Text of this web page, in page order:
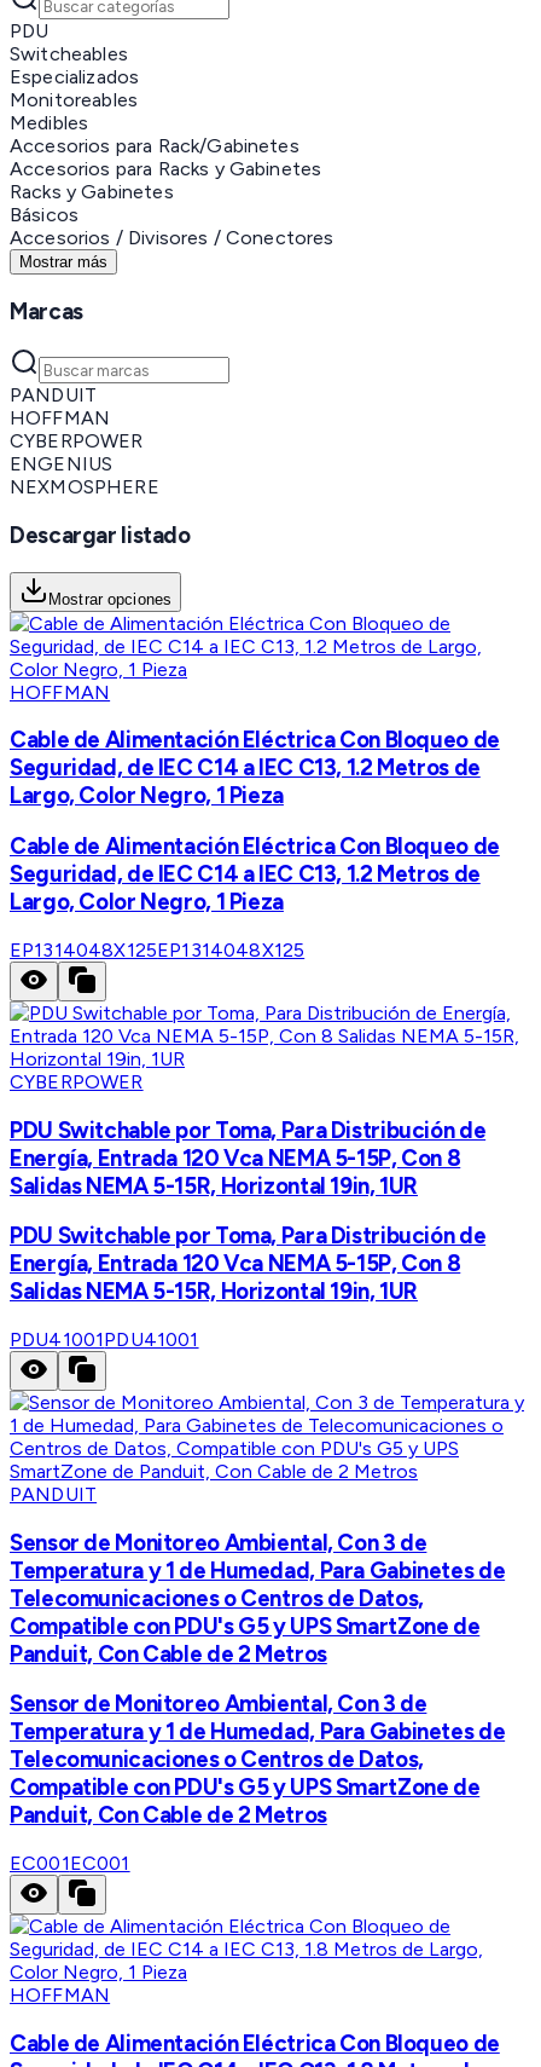
PDU
Switcheables
Especializados
Monitoreables
Medibles
Accesorios para Rack/Gabinetes
Accesorios para Racks y Gabinetes
Racks y Gabinetes
Básicos
Accesorios / Divisores / Conectores
Mostrar más
Marcas
PANDUIT
HOFFMAN
CYBERPOWER
ENGENIUS
NEXMOSPHERE
Descargar listado
Mostrar opciones
HOFFMAN
Cable de Alimentación Eléctrica Con Bloqueo de
Seguridad, de IEC C14 a IEC C13, 1.2 Metros de
Largo, Color Negro, 1 Pieza
Cable de Alimentación Eléctrica Con Bloqueo de
Seguridad, de IEC C14 a IEC C13, 1.2 Metros de
Largo, Color Negro, 1 Pieza
EP1314048X125EP1314048X125
CYBERPOWER
PDU Switchable por Toma, Para Distribución de
Energía, Entrada 120 Vca NEMA 5-15P, Con 8
Salidas NEMA 5-15R, Horizontal 19in, 1UR
PDU Switchable por Toma, Para Distribución de
Energía, Entrada 120 Vca NEMA 5-15P, Con 8
Salidas NEMA 5-15R, Horizontal 19in, 1UR
PDU41001PDU41001
PANDUIT
Sensor de Monitoreo Ambiental, Con 3 de
Temperatura y 1 de Humedad, Para Gabinetes de
Telecomunicaciones o Centros de Datos,
Compatible con PDU's G5 y UPS SmartZone de
Panduit, Con Cable de 2 Metros
Sensor de Monitoreo Ambiental, Con 3 de
Temperatura y 1 de Humedad, Para Gabinetes de
Telecomunicaciones o Centros de Datos,
Compatible con PDU's G5 y UPS SmartZone de
Panduit, Con Cable de 2 Metros
EC001EC001
HOFFMAN
Cable de Alimentación Eléctrica Con Bloqueo de